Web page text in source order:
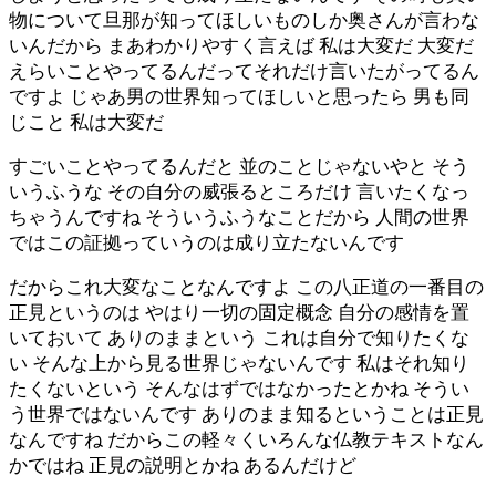
物について旦那が知ってほしいものしか奥さんが言わな
いんだから まあわかりやすく言えば 私は大変だ 大変だ
えらいことやってるんだってそれだけ言いたがってるん
ですよ じゃあ男の世界知ってほしいと思ったら 男も同
じこと 私は大変だ
すごいことやってるんだと 並のことじゃないやと そう
いうふうな その自分の威張るところだけ 言いたくなっ
ちゃうんですね そういうふうなことだから 人間の世界
ではこの証拠っていうのは成り立たないんです
だからこれ大変なことなんですよ この八正道の一番目の
正見というのは やはり一切の固定概念 自分の感情を置
いておいて ありのままという これは自分で知りたくな
い そんな上から見る世界じゃないんです 私はそれ知り
たくないという そんなはずではなかったとかね そうい
う世界ではないんです ありのまま知るということは正見
なんですね だからこの軽々くいろんな仏教テキストなん
かではね 正見の説明とかね あるんだけど